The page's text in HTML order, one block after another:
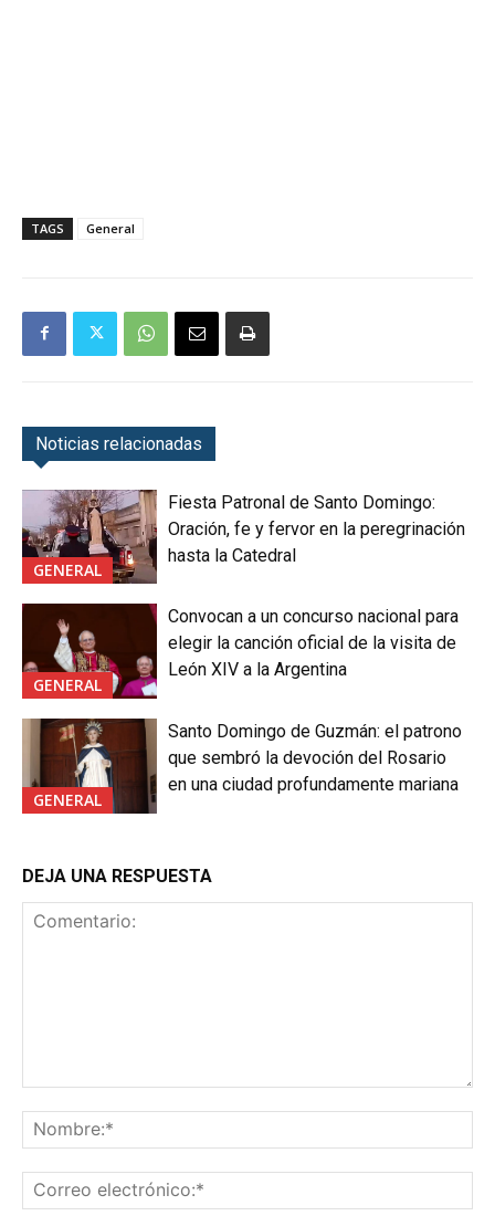
TAGS General
Noticias relacionadas
GENERAL
Fiesta Patronal de Santo Domingo:
Oración, fe y fervor en la peregrinación
hasta la Catedral
GENERAL
Convocan a un concurso nacional para
elegir la canción oficial de la visita de
León XIV a la Argentina
GENERAL
Santo Domingo de Guzmán: el patrono
que sembró la devoción del Rosario
en una ciudad profundamente mariana
DEJA UNA RESPUESTA